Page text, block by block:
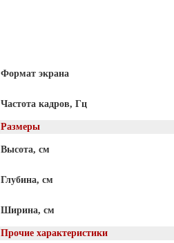
Формат экрана
Частота кадров, Гц
Размеры
Высота, см
Глубина, см
Ширина, см
Прочие характеристики